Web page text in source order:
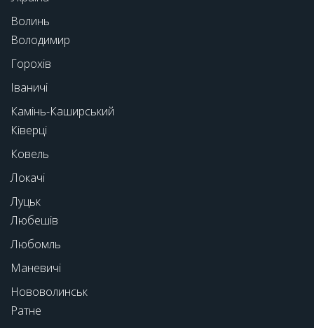
Волинь
Володимир
Горохів
Іваничі
Камінь-Каширський
Ківерці
Ковель
Локачі
Луцьк
Любешів
Любомль
Маневичі
Нововолинськ
Ратне